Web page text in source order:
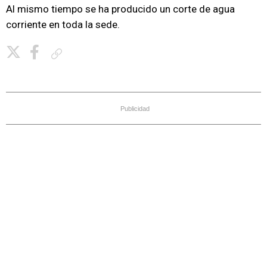
Al mismo tiempo se ha producido un corte de agua
corriente en toda la sede.
Publicidad